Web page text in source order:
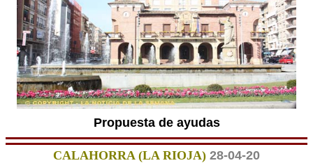
Propuesta de ayudas
CALAHORRA (LA RIOJA) 28-04-20